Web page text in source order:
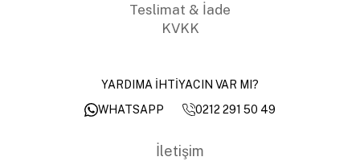
Teslimat & İade
KVKK
YARDIMA İHTİYACIN VAR MI?
WHATSAPP
0212 291 50 49
İletişim